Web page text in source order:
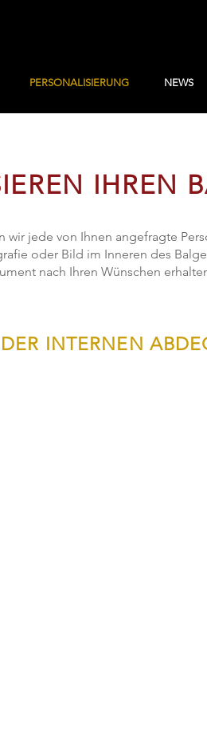
PERSONALISIERUNG NEWS
IHREN
jede von Ihnen angefragte
oder Bild im Inneren des
nach Ihren Wünschen
INTERNEN